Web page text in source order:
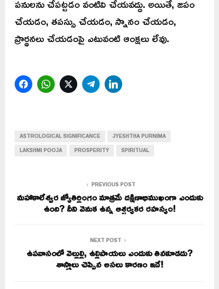
పనులను చేపట్టడం వంటివి చేయవద్దు. అయితే, జపం
చేయడం, తపస్సు చేయడం, స్నానం చేయడం,
ప్రార్థనలు చేయడంపై ఎటువంటి ఆంక్షలు లేవు.
FacebookWhatsAppTwitterTelegram
ASTROLOGICAL SIGNIFICANCE
JYESHTHA PURNIMA
LAKSHMI POOJA
PROSPERITY SPIRITUAL
PREVIOUS POST
మహాకాలేశ్వర జ్యోతిర్లింగం మాత్రమే దక్షిణాభిముఖంగా ఎందుకు
ఉంది? దీని వెనుక ఉన్న ఆశ్చర్యకర రహస్యం!
NEXT POST
ఉపవాసంలో వెల్లుల్లి, ఉల్లిపాయలు ఎందుకు తినకూడదు?
శాస్త్రాలు చెప్పిన అసలు కారణం ఇదే!